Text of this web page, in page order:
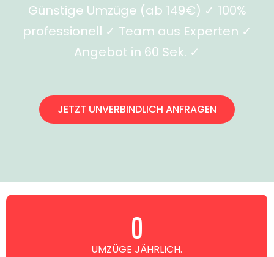
Günstige Umzüge (ab 149€) ✓ 100%
professionell ✓ Team aus Experten ✓
Angebot in 60 Sek. ✓
JETZT UNVERBINDLICH ANFRAGEN
UMZÜGE JÄHRLICH.
0